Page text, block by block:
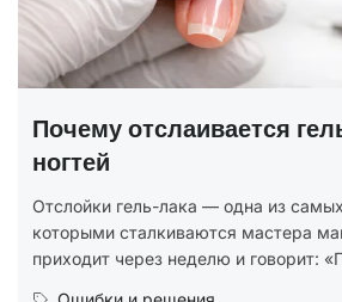
ГОСТ на маникюр Р
В 2025 году был утверждён новый
стандарт ГОСТ Р 72319-2025
Ногтевой сервис. Карты типовых
процессов. Общие...
Юридическая грамотность